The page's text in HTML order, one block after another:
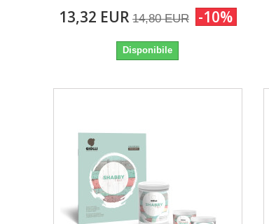
13,32 EUR 14,80 EUR -10%
Disponibile